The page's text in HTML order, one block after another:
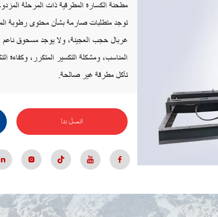
مطحنة الكسارة المطرقية ذات المرحلة
توجد متطلبات صارمة بشأن محتوى رطوبة
غربال حجب العجينة، ولا يوجد مسحوق ناعم
المناسب، ومشكلة التكسير المتكرر، وكفاءة
تآكل مطرقة غير صالحة.
اتصل بنا